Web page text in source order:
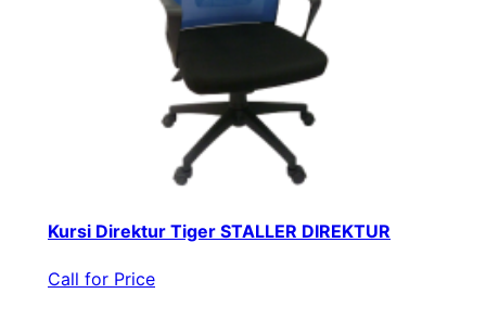
Kursi Direktur Tiger STALLER DIREKTUR
Call for Price